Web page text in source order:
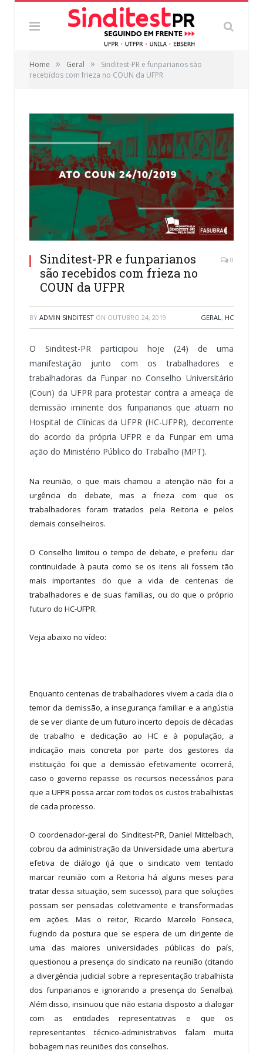
Home » Geral »
Sinditest-PR e funparianos são
recebidos com frieza no COUN da UFPR
Sinditest-PR e funparianos
são recebidos com frieza no
COUN da UFPR
0
BY ADMIN SINDITEST ON OUTUBRO 24, 2019 GERAL, HC
O Sinditest-PR participou hoje (24) de uma
manifestação junto com os trabalhadores e
trabalhadoras da Funpar no Conselho Universitário
(Coun) da UFPR para protestar contra a ameaça de
demissão iminente dos funparianos que atuam no
Hospital de Clínicas da UFPR (HC-UFPR), decorrente
do acordo da própria UFPR e da Funpar em uma
ação do Ministério Público do Trabalho (MPT).
Na reunião, o que mais chamou a atenção não foi a
urgência do debate, mas a frieza com que os
trabalhadores foram tratados pela Reitoria e pelos
demais conselheiros.
O Conselho limitou o tempo de debate, e preferiu dar
continuidade à pauta como se os itens ali fossem tão
mais importantes do que a vida de centenas de
trabalhadores e de suas famílias, ou do que o próprio
futuro do HC-UFPR.
Veja abaixo no vídeo:
Enquanto centenas de trabalhadores vivem a cada dia o
temor da demissão, a insegurança familiar e a angústia
de se ver diante de um futuro incerto depois de décadas
de trabalho e dedicação ao HC e à população, a
indicação mais concreta por parte dos gestores da
instituição foi que a demissão efetivamente ocorrerá,
caso o governo repasse os recursos necessários para
que a UFPR possa arcar com todos os custos trabalhistas
de cada processo.
O coordenador-geral do Sinditest-PR, Daniel Mittelbach,
cobrou da administração da Universidade uma abertura
efetiva de diálogo (já que o sindicato vem tentado
marcar reunião com a Reitoria há alguns meses para
tratar dessa situação, sem sucesso), para que soluções
possam ser pensadas coletivamente e transformadas
em ações. Mas o reitor, Ricardo Marcelo Fonseca,
fugindo da postura que se espera de um dirigente de
uma das maiores universidades públicas do país,
questionou a presença do sindicato na reunião (citando
a divergência judicial sobre a representação trabalhista
dos funparianos e ignorando a presença do Senalba).
Além disso, insinuou que não estaria disposto a dialogar
com as entidades representativas e que os
representantes técnico-administrativos falam muita
bobagem nas reuniões dos conselhos.